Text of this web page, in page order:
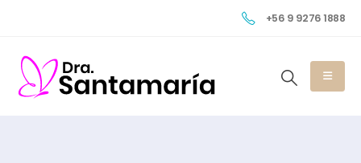
+56 9 9276 1888